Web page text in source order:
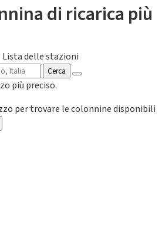
di ricarica più
Lista delle stazioni
Cerca
più preciso.
per trovare le colonnine disponibili